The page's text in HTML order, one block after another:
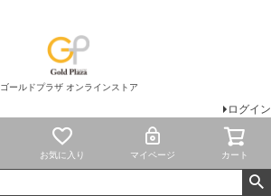
ゴールドプラザ オンラインストア
ログイン
お気に入り マイページ カート